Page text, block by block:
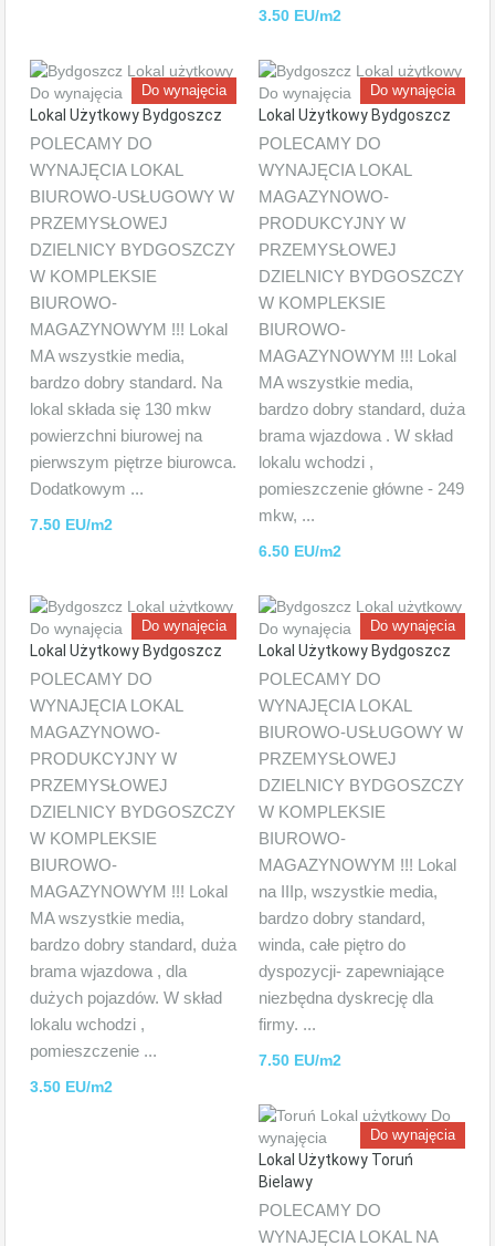
3.50 EU/m2
Do wynajęcia
Lokal Użytkowy Bydgoszcz
POLECAMY DO
WYNAJĘCIA LOKAL
BIUROWO-USŁUGOWY W
PRZEMYSŁOWEJ
DZIELNICY BYDGOSZCZY
W KOMPLEKSIE
BIUROWO-
MAGAZYNOWYM !!! Lokal
MA wszystkie media,
bardzo dobry standard. Na
lokal składa się 130 mkw
powierzchni biurowej na
pierwszym piętrze biurowca.
Dodatkowym ...
7.50 EU/m2
Do wynajęcia
Lokal Użytkowy Bydgoszcz
POLECAMY DO
WYNAJĘCIA LOKAL
MAGAZYNOWO-
PRODUKCYJNY W
PRZEMYSŁOWEJ
DZIELNICY BYDGOSZCZY
W KOMPLEKSIE
BIUROWO-
MAGAZYNOWYM !!! Lokal
MA wszystkie media,
bardzo dobry standard, duża
brama wjazdowa . W skład
lokalu wchodzi ,
pomieszczenie główne - 249
mkw, ...
6.50 EU/m2
Do wynajęcia
Lokal Użytkowy Bydgoszcz
POLECAMY DO
WYNAJĘCIA LOKAL
MAGAZYNOWO-
PRODUKCYJNY W
PRZEMYSŁOWEJ
DZIELNICY BYDGOSZCZY
W KOMPLEKSIE
BIUROWO-
MAGAZYNOWYM !!! Lokal
MA wszystkie media,
bardzo dobry standard, duża
brama wjazdowa , dla
dużych pojazdów. W skład
lokalu wchodzi ,
pomieszczenie ...
3.50 EU/m2
Do wynajęcia
Lokal Użytkowy Bydgoszcz
POLECAMY DO
WYNAJĘCIA LOKAL
BIUROWO-USŁUGOWY W
PRZEMYSŁOWEJ
DZIELNICY BYDGOSZCZY
W KOMPLEKSIE
BIUROWO-
MAGAZYNOWYM !!! Lokal
na IIIp, wszystkie media,
bardzo dobry standard,
winda, całe piętro do
dyspozycji- zapewniające
niezbędna dyskrecję dla
firmy. ...
7.50 EU/m2
Do wynajęcia
Lokal Użytkowy Toruń
Bielawy
POLECAMY DO
WYNAJĘCIA LOKAL NA